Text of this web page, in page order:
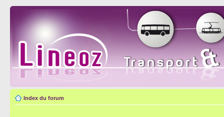
Index du forum